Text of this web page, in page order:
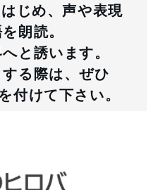
じめ、声や表現
朗読。
と誘います。
る際は、ぜひ
付けて下さい。